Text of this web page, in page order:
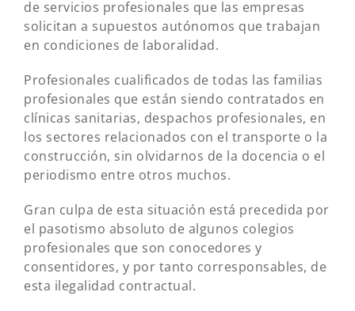
de servicios profesionales que las empresas
solicitan a supuestos autónomos que trabajan
en condiciones de laboralidad.
Profesionales cualificados de todas las familias
profesionales que están siendo contratados en
clínicas sanitarias, despachos profesionales, en
los sectores relacionados con el transporte o la
construcción, sin olvidarnos de la docencia o el
periodismo entre otros muchos.
Gran culpa de esta situación está precedida por
el pasotismo absoluto de algunos colegios
profesionales que son conocedores y
consentidores, y por tanto corresponsables, de
esta ilegalidad contractual.